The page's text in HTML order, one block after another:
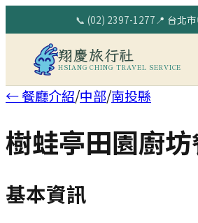
📞 (02) 2397-1277📍 台北
翔慶旅行社
HSIANG CHING TRAVEL SERVICE
← 餐廳介紹/中部/南投縣
樹蛙亭田園廚
基本資訊